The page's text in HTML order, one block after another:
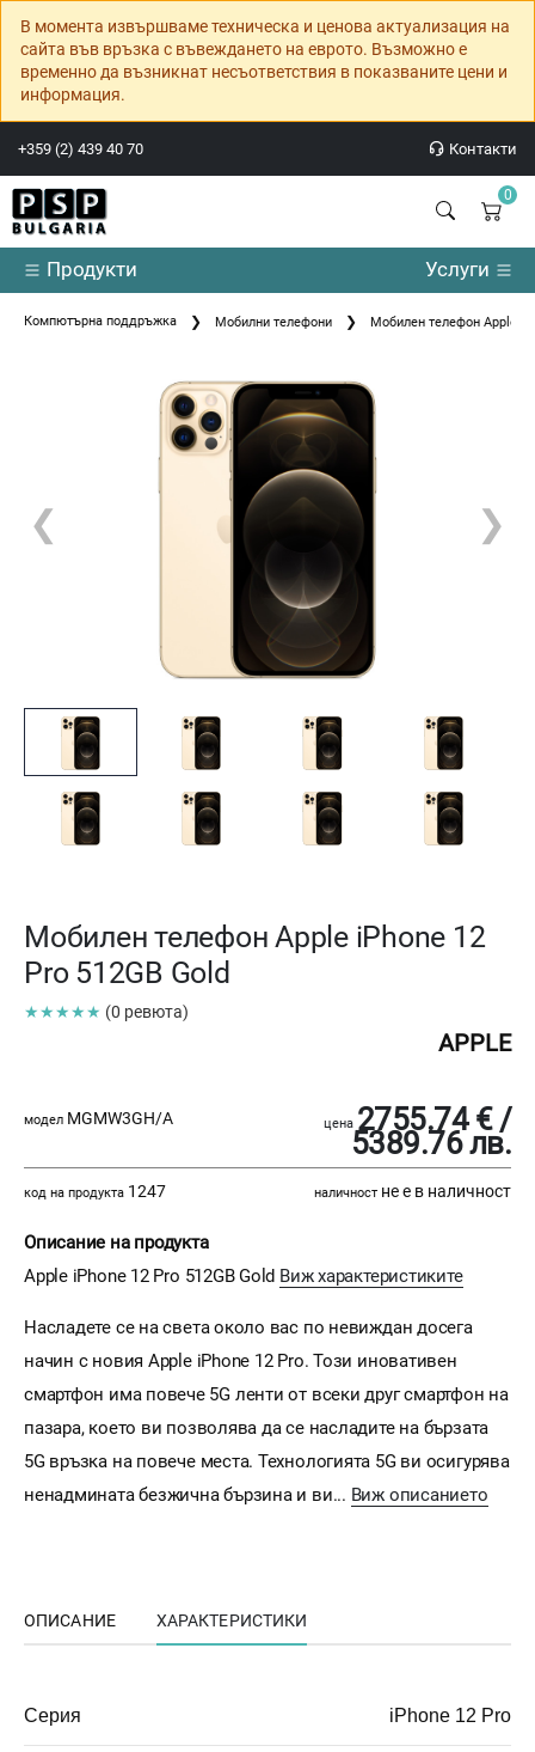
В момента извършваме техническа и ценова актуализация на
сайта във връзка с въвеждането на еврото. Възможно е
временно да възникнат несъответствия в показваните цени и
информация.
+359 (2) 439 40 70 Контакти
0
Продукти Услуги
Компютърна поддръжка Мобилни телефони Мобилен телефон Apple
❮ ❯
Мобилен телефон Apple iPhone 12
Pro 512GB Gold
★★★★★ (0 ревюта)
APPLE
модел MGMW3GH/A цена 2755.74 € /
5389.76 лв.
код на продукта 1247 наличност не е в наличност
Описание на продукта
Apple iPhone 12 Pro 512GB Gold Виж характеристиките
Насладете се на света около вас по невиждан досега
начин с новия Apple iPhone 12 Pro. Този иновативен
смартфон има повече 5G ленти от всеки друг смартфон на
пазара, което ви позволява да се насладите на бързата
5G връзка на повече места. Технологията 5G ви осигурява
ненадмината безжична бързина и ви... Виж описанието
ОПИСАНИЕ ХАРАКТЕРИСТИКИ
Серия iPhone 12 Pro